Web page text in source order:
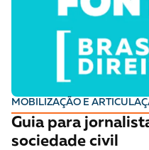
MOBILIZAÇÃO E
Guia para
sociedade civil